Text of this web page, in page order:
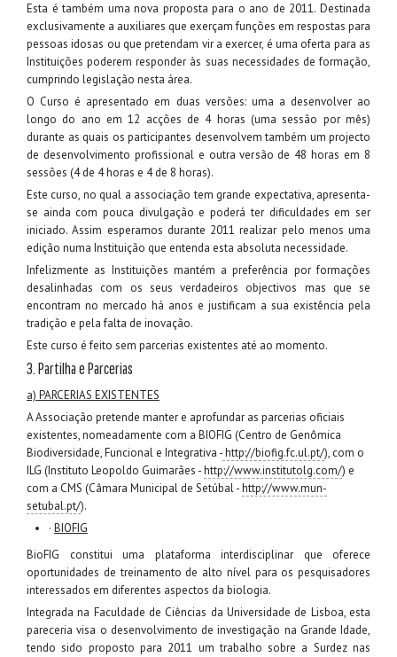
Esta é também uma nova proposta para o ano de 2011. Destinada
exclusivamente a auxiliares que exerçam funções em respostas para
pessoas idosas ou que pretendam vir a exercer, é uma oferta para as
Instituições poderem responder às suas necessidades de formação,
cumprindo legislação nesta área.
O Curso é apresentado em duas versões: uma a desenvolver ao
longo do ano em 12 acções de 4 horas (uma sessão por mês)
durante as quais os participantes desenvolvem também um projecto
de desenvolvimento profissional e outra versão de 48 horas em 8
sessões (4 de 4 horas e 4 de 8 horas).
Este curso, no qual a associação tem grande expectativa, apresenta-
se ainda com pouca divulgação e poderá ter dificuldades em ser
iniciado. Assim esperamos durante 2011 realizar pelo menos uma
edição numa Instituição que entenda esta absoluta necessidade.
Infelizmente as Instituições mantém a preferência por formações
desalinhadas com os seus verdadeiros objectivos mas que se
encontram no mercado há anos e justificam a sua existência pela
tradição e pela falta de inovação.
Este curso é feito sem parcerias existentes até ao momento.
3. Partilha e Parcerias
a) PARCERIAS EXISTENTES
A Associação pretende manter e aprofundar as parcerias oficiais
existentes, nomeadamente com a BIOFIG (Centro de Genômica
Biodiversidade, Funcional e Integrativa -http://biofig.fc.ul.pt/), com o
ILG (Instituto Leopoldo Guimarães -http://www.institutolg.com/) e
com a CMS (Câmara Municipal de Setúbal -http://www.mun-
setubal.pt/).
· BIOFIG
BioFIG constitui uma plataforma interdisciplinar que oferece
oportunidades de treinamento de alto nível para os pesquisadores
interessados em diferentes aspectos da biologia.
Integrada na Faculdade de Ciências da Universidade de Lisboa, esta
pareceria visa o desenvolvimento de investigação na Grande Idade,
tendo sido proposto para 2011 um trabalho sobre a Surdez nas